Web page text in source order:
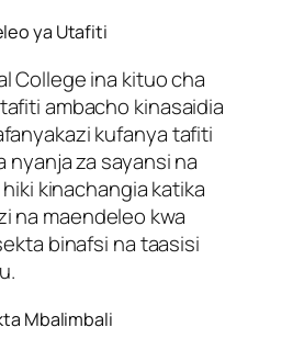
ya Utafiti
College ina kituo cha
ambacho kinasaidia
kufanya tafiti
nyanja za sayansi na
kinachangia katika
na maendeleo kwa
binafsi na taasisi
Mbalimbali